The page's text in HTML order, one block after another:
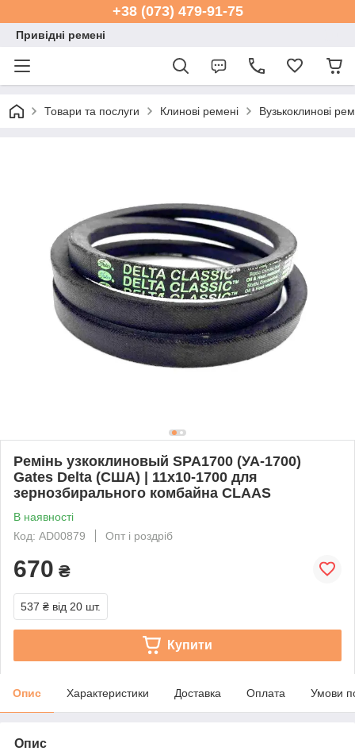
+38 (073) 479-91-75
Привідні ремені
Товари та послуги Клинові ремені Вузькоклинові
Ремінь узкоклиновый SPA1700 (УА-1700)
Gates Delta (США) | 11х10-1700 для
зернозбирального комбайна CLAAS
В наявності
Код: AD00879
Опт і роздріб
670 ₴
537 ₴ від 20 шт.
Купити
Опис Характеристики Доставка Оплата Умови
Опис